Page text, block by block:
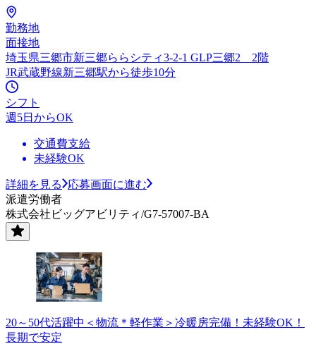
勤務地
面接地
埼玉県三郷市新三郷ららシティ3-2-1 GLP三郷2 2階
JR武蔵野線新三郷駅から徒歩10分
シフト
週5日からOK
交通費支給
未経験OK
詳細を見る
応募画面に進む
派遣労働者
株式会社ビッグアビリティ/G7-57007-BA
20～50代活躍中＜物流＊軽作業＞冷暖房完備！未経験OK！
長期で安定